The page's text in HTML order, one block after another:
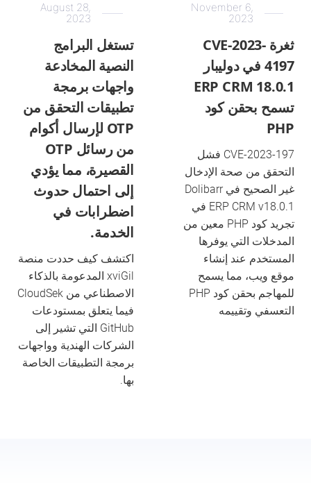
November 6,
2023
ثغرة CVE-2023-
4197 في دوليبار
ERP CRM 18.0.1
تسمح بحقن كود
PHP
CVE-2023-197 فشل
التحقق من صحة الإدخال
غير الصحيح في Dolibarr
ERP CRM v18.0.1 في
تجريد كود PHP معين من
المدخلات التي يوفرها
المستخدم عند إنشاء
موقع ويب، مما يسمح
للمهاجم بحقن كود PHP
التعسفي وتقييمه
August 28,
2023
تستغل البرامج
النصية المخادعة
واجهات برمجة
تطبيقات التحقق من
OTP لإرسال أكوام
من رسائل OTP
القصيرة، مما يؤدي
إلى احتمال حدوث
اضطرابات في
الخدمة.
اكتشف كيف حددت منصة
xviGil المدعومة بالذكاء
الاصطناعي من CloudSek
فيما يتعلق بمستودعات
GitHub التي تشير إلى
الشركات الهندية وواجهات
برمجة التطبيقات الخاصة
بها.